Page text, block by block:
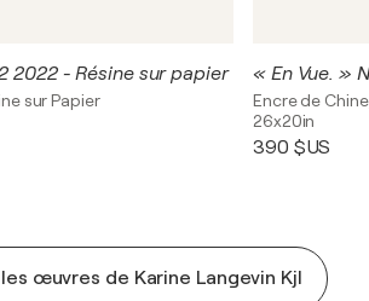
2022 - Résine sur papier
sur Papier
« En Vue. »
Encre de
26x20in
390 $US
œuvres de Karine Langevin Kjl